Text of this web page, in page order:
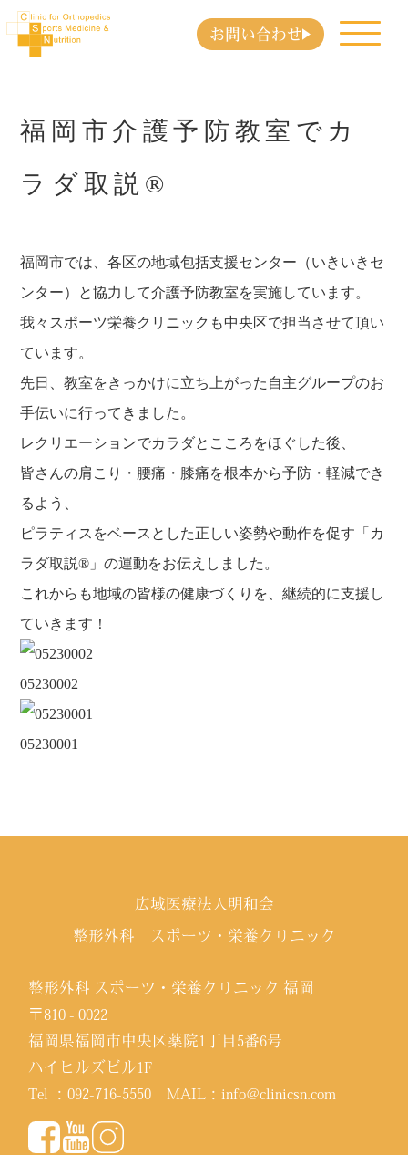
お問い合わせ
福岡市介護予防教室でカ
ラダ取説®
福岡市では、各区の地域包括支援センター（いきいきセ
ンター）と協力して介護予防教室を実施しています。
我々スポーツ栄養クリニックも中央区で担当させて頂い
ています。
先日、教室をきっかけに立ち上がった自主グループのお
手伝いに行ってきました。
レクリエーションでカラダとこころをほぐした後、
皆さんの肩こり・腰痛・膝痛を根本から予防・軽減でき
るよう、
ピラティスをベースとした正しい姿勢や動作を促す「カ
ラダ取説®」の運動をお伝えしました。
これからも地域の皆様の健康づくりを、継続的に支援し
ていきます！
05230002
05230001
広域医療法人明和会
整形外科 スポーツ・栄養クリニック
整形外科 スポーツ・栄養クリニック 福岡
〒810 - 0022
福岡県福岡市中央区薬院1丁目5番6号
ハイヒルズビル1F
Tel ：092-716-5550 MAIL：info@clinicsn.com